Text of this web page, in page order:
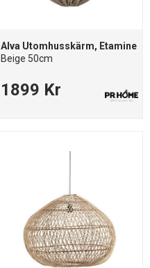
Alva Utomhusskärm, Etamine
Beige 50cm
1899 Kr